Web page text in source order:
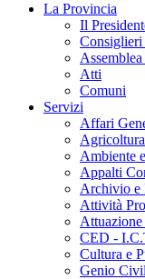
La Provincia
Il
Atti
Comuni
Servizi
Affari
Agricoltura
Ambiente
Appalti
Archivio e
Attività
CED -
Cultura e
Genio